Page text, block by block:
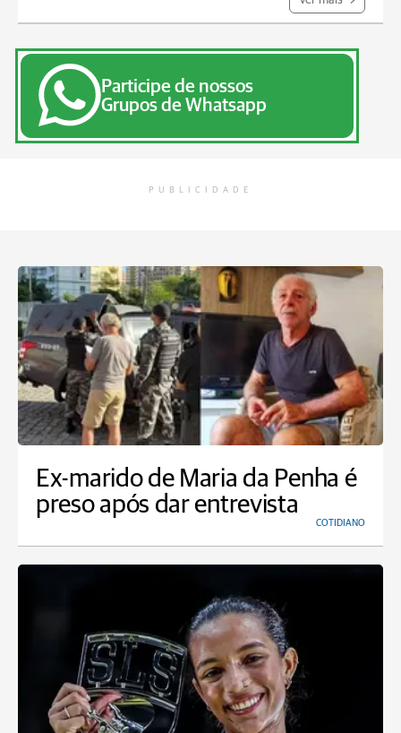
Participe de nossos
Grupos de Whatsapp
PUBLICIDADE
Ex-marido de Maria da Penha é
preso após dar entrevista
COTIDIANO